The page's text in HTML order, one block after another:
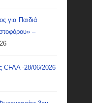
για Παιδιά
–
CFAA -28/06/2026